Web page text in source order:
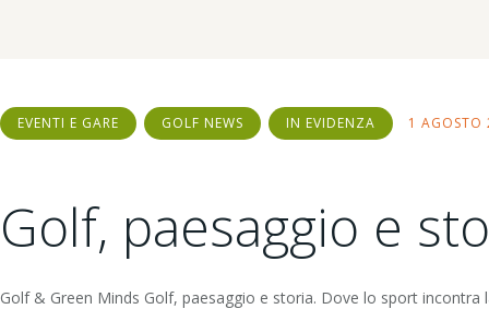
EVENTI E GARE GOLF NEWS IN EVIDENZA 1 AGOSTO
Golf, paesaggio e
Golf & Green Minds Golf, paesaggio e storia. Dove lo sport